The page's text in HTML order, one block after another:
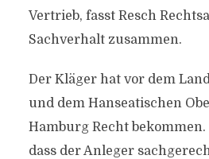
Vertrieb, fasst Resch
Sachverhalt zusammen.
Der Kläger hat vor dem
und dem Hanseatischen
Hamburg Recht bekommen.
dass der Anleger